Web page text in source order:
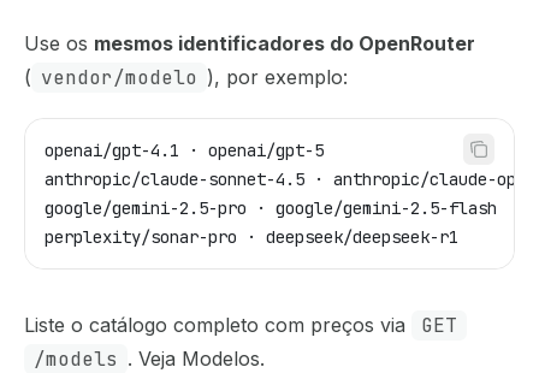
Use os mesmos identificadores do OpenRouter
( vendor/modelo ), por exemplo:
openai/gpt-4.1 · openai/gpt-5
anthropic/claude-sonnet-4.5 · anthropic/claude-
google/gemini-2.5-pro · google/gemini-2.5-flash
perplexity/sonar-pro · deepseek/deepseek-r1
Liste o catálogo completo com preços via
GET
/models . Veja Modelos.